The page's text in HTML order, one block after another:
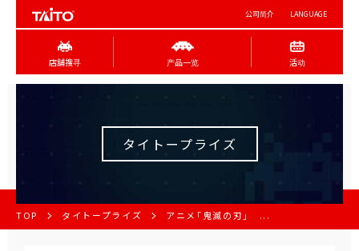
公司简介 LANGUAGE
店舖搜寻 产品一览 活动
タイトープライズ
TOP タイトープライズ アニメ「鬼滅の刃」 ...